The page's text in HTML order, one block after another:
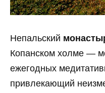
Непальский
Копанском холме —
ежегодных
привлекающий